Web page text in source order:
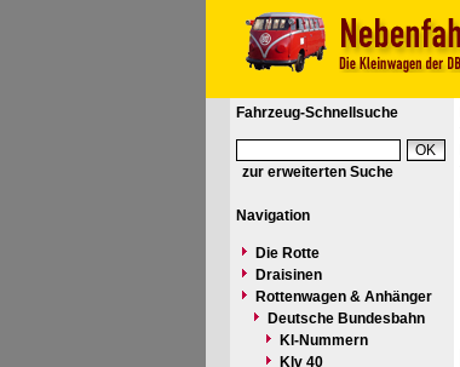
Fahrzeug-Schnellsuche
zur erweiterten Suche
Navigation
Die Rotte
Draisinen
Rottenwagen & Anhänger
Deutsche Bundesbahn
Kl-Nummern
Klv 40